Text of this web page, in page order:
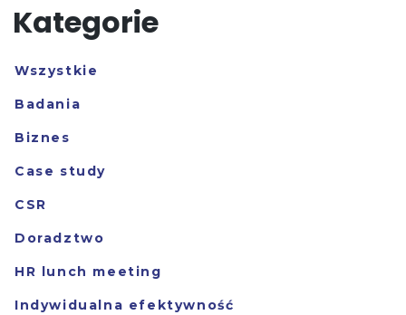
Kategorie
Wszystkie
Badania
Biznes
Case study
CSR
Doradztwo
HR lunch meeting
Indywidualna efektywność